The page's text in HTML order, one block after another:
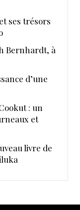
ses trésors
Bernhardt, à
d’une
: un
et
livre de